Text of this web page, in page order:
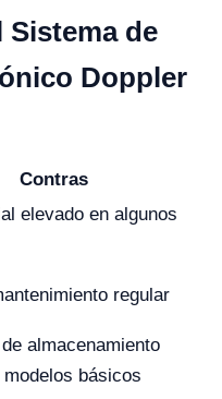
Sistema de
Doppler
Contras
elevado en algunos
regular
almacenamiento
modelos básicos